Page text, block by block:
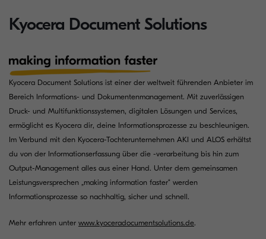
Kyocera Document Solutions
Kyocera Document Solutions ist einer der weltweit führenden Anbieter im
Bereich Informations- und Dokumentenmanagement. Mit zuverlässigen
Druck- und Multifunktionssystemen, digitalen Lösungen und Services,
ermöglicht es Kyocera dir, deine Informationsprozesse zu beschleunigen.
Im Verbund mit den Kyocera-Tochterunternehmen AKI und ALOS erhältst
du von der Informationserfassung über die -verarbeitung bis hin zum
Output-Management alles aus einer Hand. Unter dem gemeinsamen
Leistungsversprechen „making information faster“ werden
Informationsprozesse so nachhaltig, sicher und schnell.
Mehr erfahren unter www.kyoceradocumentsolutions.de.